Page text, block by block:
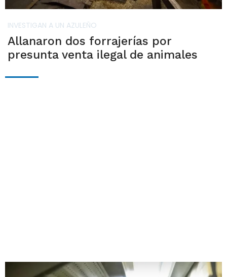
INVESTIGAN A UN AZULEÑO
Allanaron dos forrajerías por
presunta venta ilegal de animales